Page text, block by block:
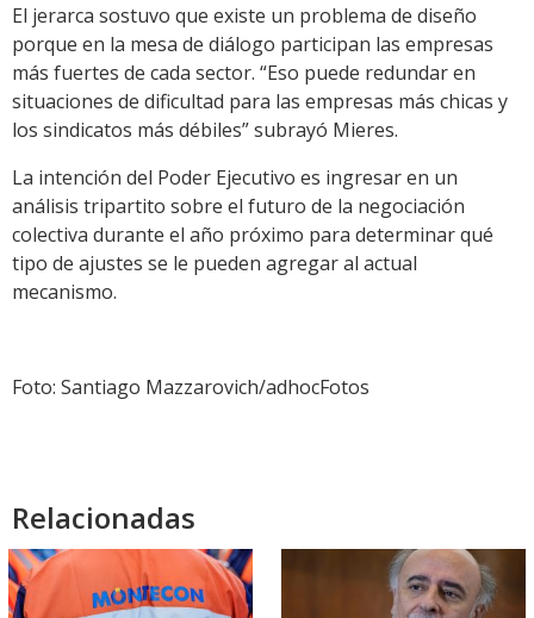
El jerarca sostuvo que existe un problema de diseño
porque en la mesa de diálogo participan las empresas
más fuertes de cada sector. “Eso puede redundar en
situaciones de dificultad para las empresas más chicas y
los sindicatos más débiles” subrayó Mieres.
La intención del Poder Ejecutivo es ingresar en un
análisis tripartito sobre el futuro de la negociación
colectiva durante el año próximo para determinar qué
tipo de ajustes se le pueden agregar al actual
mecanismo.
Foto: Santiago Mazzarovich/adhocFotos
Relacionadas